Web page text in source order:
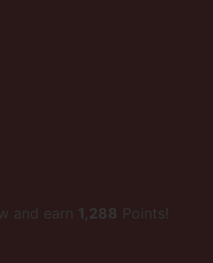
and earn 1,288 Points!